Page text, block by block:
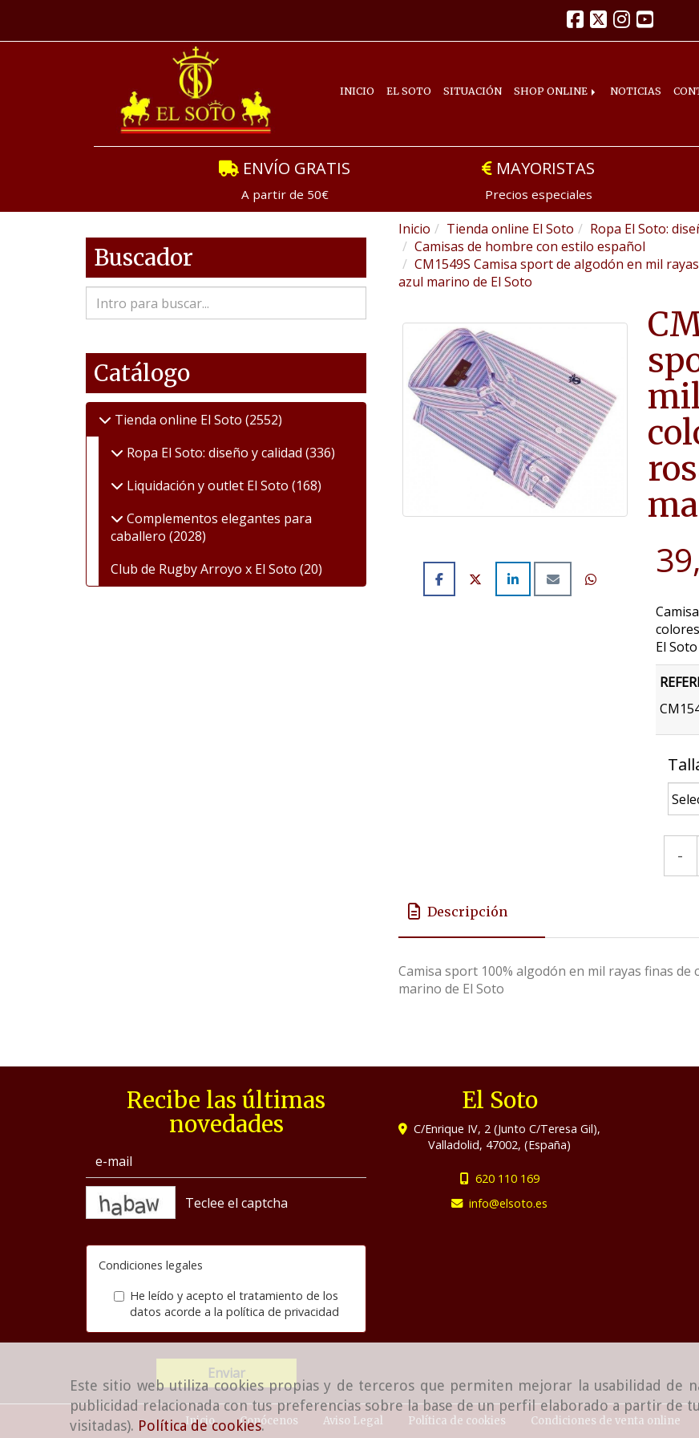
Este sitio web utiliza cookies propias y de terceros que permiten mejorar la usabilidad de
publicidad relacionada con tus preferencias sobre la base de un perfil elaborado a partir de
visitadas). Política de cookies.
INICIO EL SOTO SITUACIÓN SHOP ONLINE NOTICIAS
ENVÍO GRATIS
A partir de 50€
MAYORISTAS
Precios especiales
Inicio Tienda online El Soto
Ropa El Soto:
Camisas de hombre con estilo español
CM1549S Camisa sport de algodón en mil
azul marino de El Soto
El Soto
-
Descripción
Camisa sport 100% algodón en mil rayas finas
marino de El Soto
Buscador
Catálogo
Tienda online El Soto (2552)
Ropa El Soto: diseño y calidad (336)
Liquidación y outlet El Soto (168)
Complementos elegantes para
caballero (2028)
Club de Rugby Arroyo x El Soto (20)
Recibe las últimas
novedades
Condiciones legales
He leído y acepto el tratamiento de los
datos acorde a la política de privacidad
Enviar
El Soto
C/Enrique IV, 2 (Junto C/Teresa Gil),
Valladolid, 47002,(España)
620 110 169
info
elsoto.es
Inicio Conócenos Aviso Legal Política de cookies Condiciones de venta online